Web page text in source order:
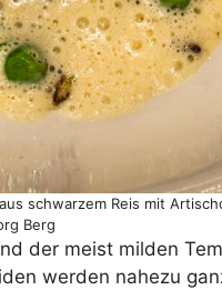
schwarzem Reis mit
Berg
der meist milden
werden nahezu